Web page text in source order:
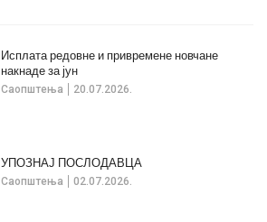
Саопштења 20.07.2026.
Исплата редовне и привремене новчане
накнаде за јун
Саопштења 02.07.2026.
УПОЗНАЈ ПОСЛОДАВЦА